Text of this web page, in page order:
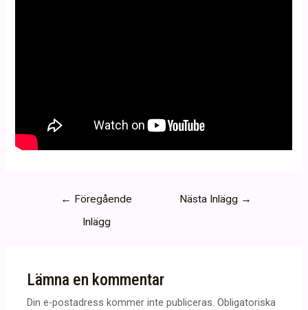
Inläggsnavigering
← Föregående
Inlägg
Nästa Inlägg →
Lämna en kommentar
Din e-postadress kommer inte publiceras. Obligatoriska